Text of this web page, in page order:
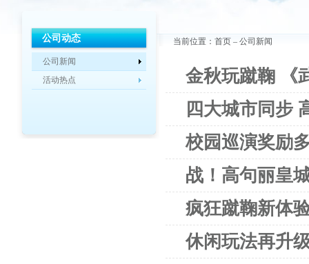
公司动态
公司新闻
活动热点
当前位置： 首页 – 公司新闻
金秋玩蹴鞠 《
四大城市同步
校园巡演奖励
战！高句丽皇
疯狂蹴鞠新体
休闲玩法再升